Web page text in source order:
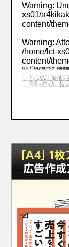
Warning:
xs01/
content/
Warning:
/home/lct-
content/